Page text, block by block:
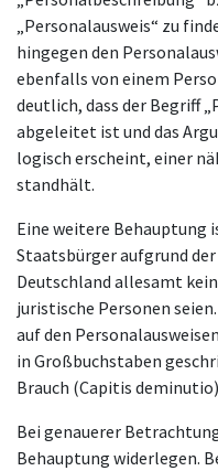
„Personalausweis“ zu
hingegen den
ebenfalls von einem
deutlich, dass der Begriff
abgeleitet ist und das
logisch erscheint, einer
standhält.
Eine weitere Behauptung
Staatsbürger aufgrund
Deutschland allesamt
juristische Personen
auf den
in Großbuchstaben
Brauch (Capitis
Bei genauerer
Behauptung widerlegen.